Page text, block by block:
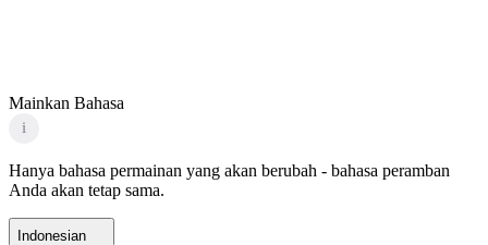
Mainkan Bahasa
i
Hanya bahasa permainan yang akan berubah - bahasa peramban
Anda akan tetap sama.
Indonesian